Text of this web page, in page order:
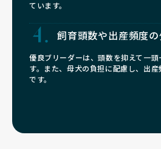
ています。
飼育頭数や出産頻度
優良ブリーダーは、頭数を抑えて一
す。また、母犬の負担に配慮し、出
です。